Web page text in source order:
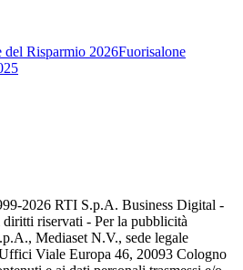
del Risparmio 2026Fuorisalone
2026 RTI S.p.A. Business Digital -
riservati - Per la pubblicità
Mediaset N.V., sede legale
Viale Europa 46, 20093 Cologno